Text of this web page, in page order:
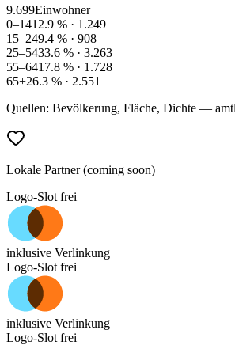
9.699Einwohner
0–1412.9 % · 1.249
15–249.4 % · 908
25–5433.6 % · 3.263
55–6417.8 % · 1.728
65+26.3 % · 2.551
Quellen: Bevölkerung, Fläche, Dichte —
Lokale Partner (coming soon)
Logo-Slot frei
inklusive Verlinkung
Logo-Slot frei
inklusive Verlinkung
Logo-Slot frei